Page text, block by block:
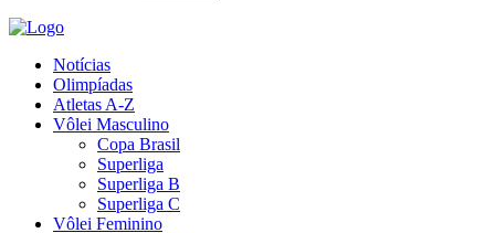
Notícias
Olimpíadas
Atletas A-Z
Vôlei Masculino
Copa Brasil
Superliga
Superliga B
Superliga C
Vôlei Feminino